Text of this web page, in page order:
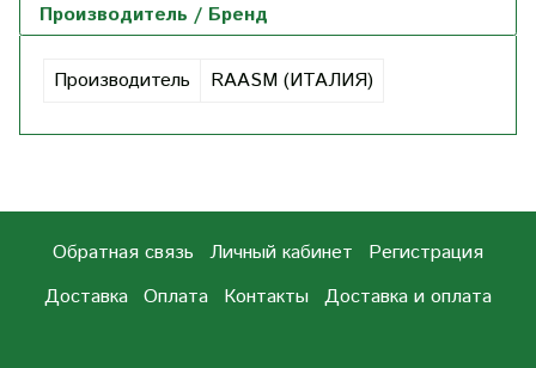
Производитель / Бренд
Производитель RAASM (ИТАЛИЯ)
Обратная связь Личный кабинет
Регистрация
Доставка Оплата Контакты Доставка и оплата